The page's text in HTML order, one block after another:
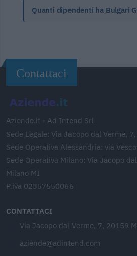
Quanti dipendenti ha Bulgari
Contattaci
Aziende.it - Ad Intend Srl
Sede Legale: Via Jacopo dal Verme,
Sede Operativa Alessandria: via
Sede Operativa Milano: Via Jacopo
Milano MI
P.iva 02357550066
CONTATTACI
Via Jacopo dal Verme, 7, 20159
aziende@adintend.com